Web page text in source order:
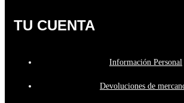
TU CUENTA
Información Personal
Devoluciones de